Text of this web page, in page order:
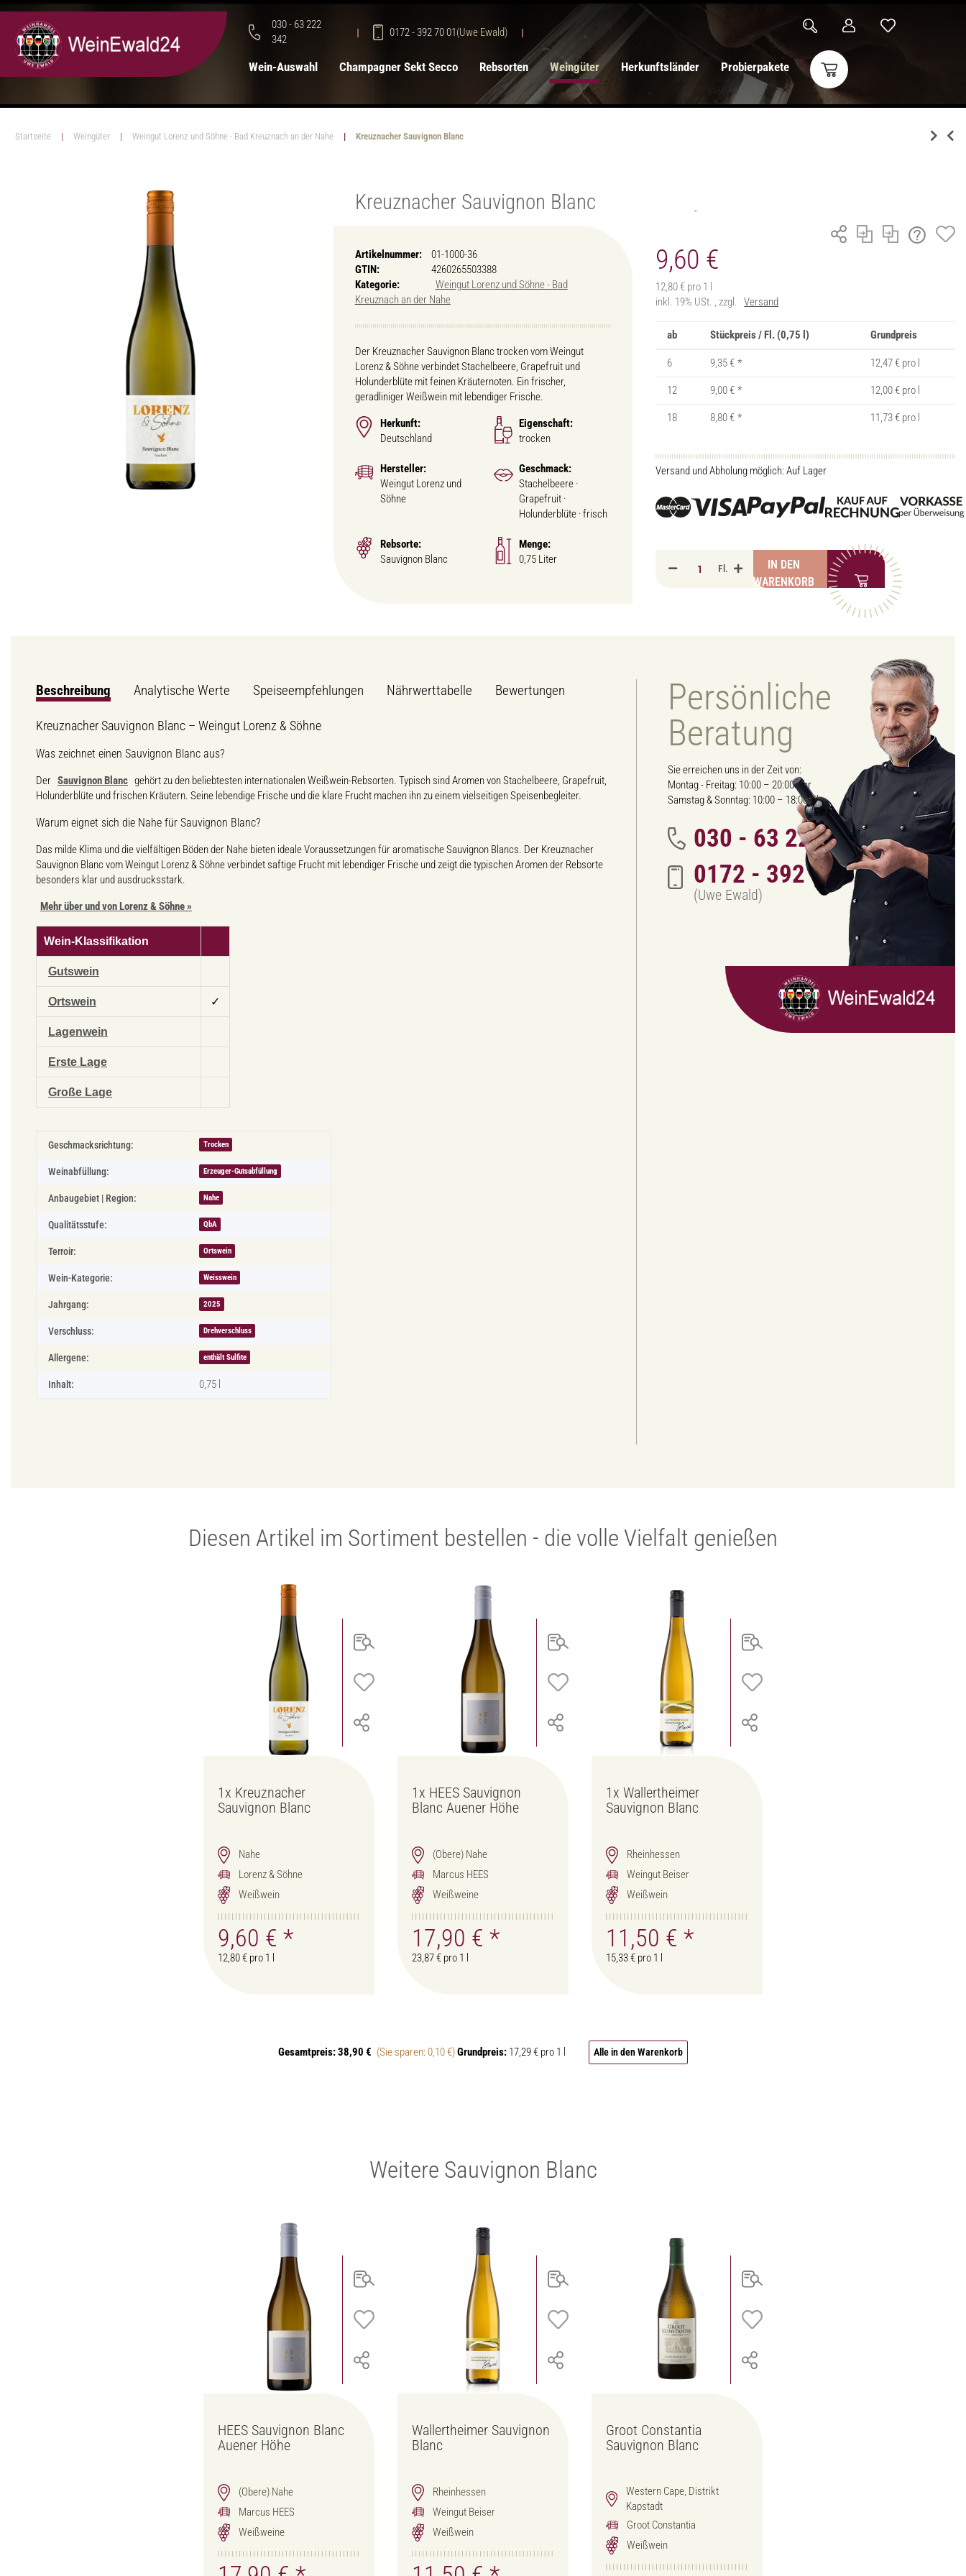
030 - 63 222
342
0172 - 392 70 01(Uwe Ewald)
Wein-Auswahl Champagner Sekt Secco Rebsorten Weingüter Herkunftsländer Probierpakete
Startseite Weingüter Weingut Lorenz und Söhne - Bad Kreuznach an der Nahe Kreuznacher Sauvignon Blanc
Kreuznacher Sauvignon Blanc
Artikelnummer:
01-1000-36
GTIN:
4260265503388
Kategorie:
Weingut Lorenz und Söhne - Bad
Kreuznach an der Nahe
Der Kreuznacher Sauvignon Blanc trocken vom Weingut
Lorenz & Söhne verbindet Stachelbeere, Grapefruit und
Holunderblüte mit feinen Kräuternoten. Ein frischer,
geradliniger Weißwein mit lebendiger Frische.
Herkunft:
Deutschland
Eigenschaft:
trocken
Hersteller:
Weingut Lorenz und
Söhne
Geschmack:
Stachelbeere ·
Grapefruit ·
Holunderblüte · frisch
Rebsorte:
Sauvignon Blanc
Menge:
0,75 Liter
9,60 €
12,80 € pro 1 l
inkl. 19% USt. , zzgl. Versand
ab Stückpreis / Fl. (0,75 l) Grundpreis
6 9,35 € * 12,47 € pro l
12 9,00 € * 12,00 € pro l
18 8,80 € * 11,73 € pro l
Versand und Abholung möglich: Auf Lager
Fl.
IN DEN
WARENKORB
Beschreibung Analytische Werte Speiseempfehlungen Nährwerttabelle Bewertungen
Kreuznacher Sauvignon Blanc – Weingut Lorenz & Söhne
Was zeichnet einen Sauvignon Blanc aus?
Der Sauvignon Blanc gehört zu den beliebtesten internationalen Weißwein-Rebsorten. Typisch sind Aromen von Stachelbeere, Grapefruit,
Holunderblüte und frischen Kräutern. Seine lebendige Frische und die klare Frucht machen ihn zu einem vielseitigen Speisenbegleiter.
Warum eignet sich die Nahe für Sauvignon Blanc?
Das milde Klima und die vielfältigen Böden der Nahe bieten ideale Voraussetzungen für aromatische Sauvignon Blancs. Der Kreuznacher
Sauvignon Blanc vom Weingut Lorenz & Söhne verbindet saftige Frucht mit lebendiger Frische und zeigt die typischen Aromen der Rebsorte
besonders klar und ausdrucksstark.
Mehr über und von Lorenz & Söhne »
Wein-Klassifikation
Gutswein
Ortswein ✓
Lagenwein
Erste Lage
Große Lage
Produkteigenschaft
Wert
Geschmacksrichtung: Trocken
Weinabfüllung: Erzeuger-Gutsabfüllung
Anbaugebiet | Region: Nahe
Qualitätsstufe: QbA
Terroir: Ortswein
Wein-Kategorie: Weisswein
Jahrgang: 2025
Verschluss: Drehverschluss
Allergene: enthält Sulfite
Inhalt: 0,75 l
Persönliche
Beratung
Sie erreichen uns in der Zeit von:
Montag - Freitag: 10:00 – 20:00 Uhr
Samstag & Sonntag: 10:00 – 18:00 Uhr
030 - 63 222 342
0172 - 392 70 01
(Uwe Ewald)
Diesen Artikel im Sortiment bestellen - die volle Vielfalt genießen
1x Kreuznacher
Sauvignon Blanc
Nahe
Lorenz & Söhne
Weißwein
9,60 € *
12,80 € pro 1 l
1x HEES Sauvignon
Blanc Auener Höhe
(Obere) Nahe
Marcus HEES
Weißweine
17,90 € *
23,87 € pro 1 l
1x Wallertheimer
Sauvignon Blanc
Rheinhessen
Weingut Beiser
Weißwein
11,50 € *
15,33 € pro 1 l
Gesamtpreis:38,90 € (Sie sparen: 0,10 €)Grundpreis: 17,29 € pro 1 l Alle in den Warenkorb
Weitere Sauvignon Blanc
HEES Sauvignon Blanc
Auener Höhe
(Obere) Nahe
Marcus HEES
Weißweine
Wallertheimer Sauvignon
Blanc
Rheinhessen
Weingut Beiser
Weißwein
Groot Constantia
Sauvignon Blanc
Western Cape, Distrikt
Kapstadt
Groot Constantia
Weißwein